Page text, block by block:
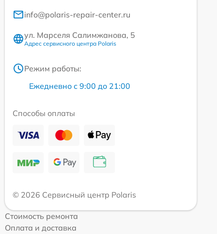
info@polaris-repair-center.ru
ул. Марселя Салимжанова, 5
Адрес сервисного центра Polaris
Режим работы:
Ежедневно с 9:00 до 21:00
Способы оплаты
© 2026 Сервисный центр Polaris
Стоимость ремонта
Оплата и доставка